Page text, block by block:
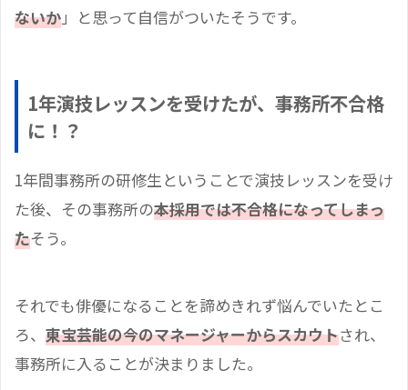
ないか」と思って自信がついたそうです。
1年演技レッスンを受けたが、事務所不合格
に！？
1年間事務所の研修生ということで演技レッスンを受け
た後、その事務所の本採用では不合格になってしまっ
たそう。
それでも俳優になることを諦めきれず悩んでいたとこ
ろ、 東宝芸能の今のマネージャーからスカウトされ、
事務所に入ることが決まりました。